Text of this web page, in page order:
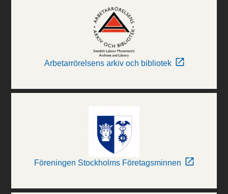
Arbetarrörelsens arkiv och bibliotek
Föreningen Stockholms Företagsminnen